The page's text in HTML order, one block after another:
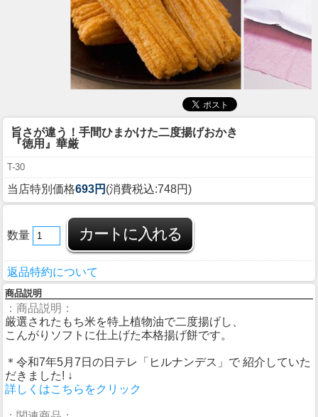
旨さが違う！手間ひまかけた二度揚げおかき
『徳用』華厳
T-30
当店特別価格693円 (消費税込:748円)
数量
返品特約について
商品説明
：商品説明：
厳選されたもち米を特上植物油で二度揚げし、
こんがりソフトに仕上げた本格揚げ餅です。
＊令和7年5月7日の日テレ「ヒルナンデス」で 紹介していた
だきました! ↓
詳しくはこちらをクリック